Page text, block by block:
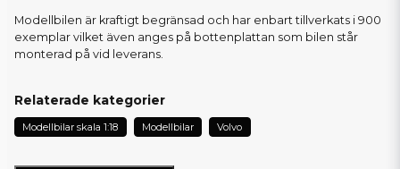
Modellbilen är kraftigt begränsad och har enbart tillverkats i 900
exemplar vilket även anges på bottenplattan som bilen står
monterad på vid leverans.
Relaterade kategorier
Modellbilar skala 1:18 Modellbilar Volvo